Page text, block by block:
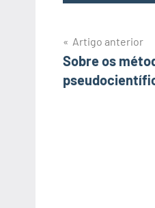
de
Artigo anterior
Sobre os